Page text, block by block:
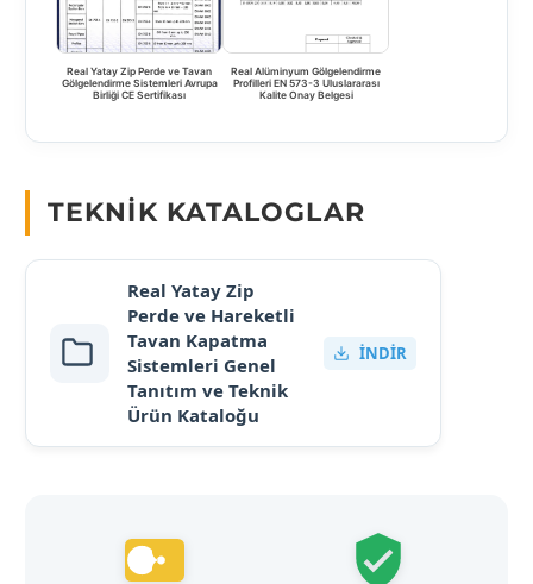
Real Yatay Zip Perde ve Tavan
Gölgelendirme Sistemleri Avrupa
Birliği CE Sertifikası
Real Alüminyum Gölgelendirme
Profilleri EN 573-3 Uluslararası
Kalite Onay Belgesi
TEKNIK KATALOGLAR
Real Yatay Zip
Perde ve Hareketli
Tavan Kapatma
Sistemleri Genel
Tanıtım ve Teknik
Ürün Kataloğu
İNDIR